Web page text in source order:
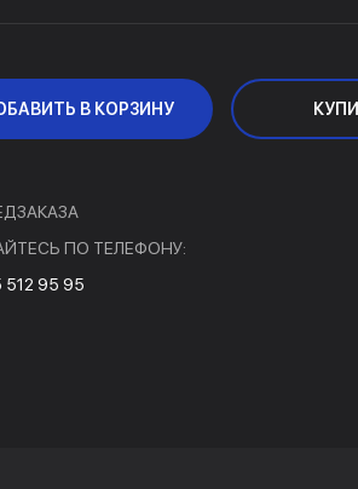
В КОРЗИНУ
ПО ТЕЛЕФОНУ:
95 95